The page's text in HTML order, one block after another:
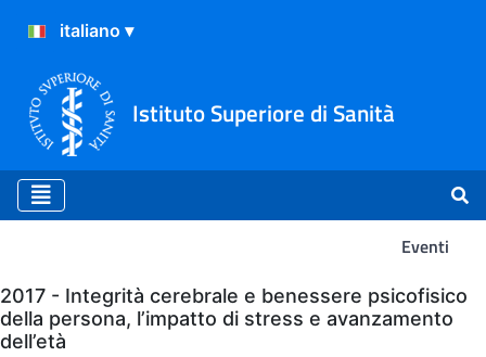
Istituto Superiore di Sanità
Eventi
Eventi
2017 - Integrità cerebrale e benessere psicofisico
della persona, l’impatto di stress e avanzamento
dell’età